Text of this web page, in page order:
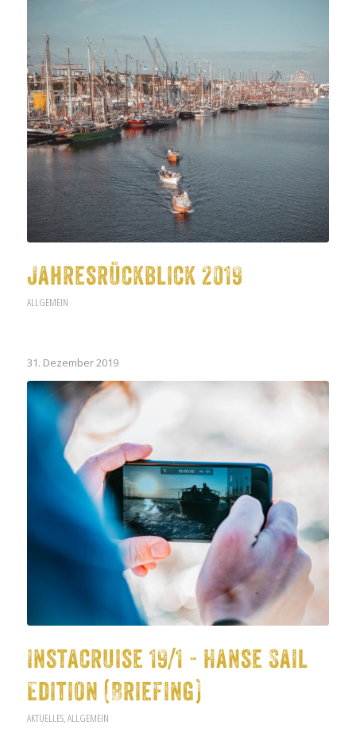
Jahresrückblick 2019
ALLGEMEIN
31. Dezember 2019
Instacruise 19/1 - Hanse Sail
Edition (Briefing)
AKTUELLES,ALLGEMEIN